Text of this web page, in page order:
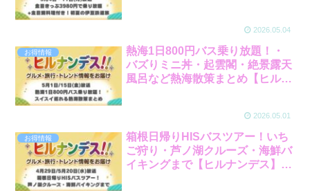
2026.05.04
お得情報
熱海1日800円バス乗り放題！・
バズりミニ丼・起雲閣・絶景露天
風呂など熱海散策まとめ【ヒルナ
2026.05.01
お得情報
箱根日帰りHISバスツアー！いち
ご狩り・芦ノ湖クルーズ・海鮮バ
イキングまで【ヒルナンデス】